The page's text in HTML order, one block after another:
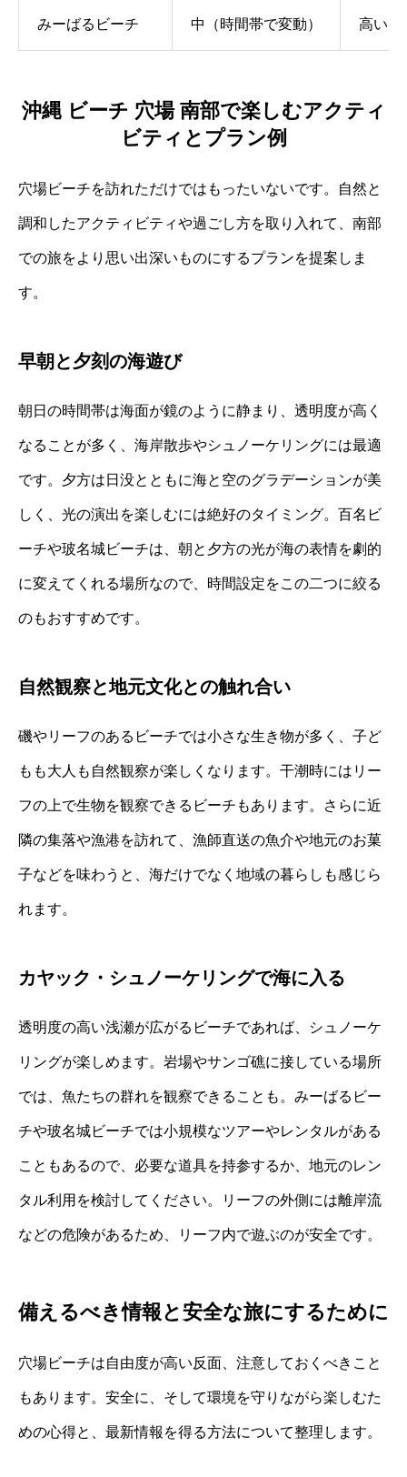
みーばるビーチ 中（時間帯で変動） 高い
沖縄 ビーチ 穴場 南部で楽しむアクティ
ビティとプラン例
穴場ビーチを訪れただけではもったいないです。自然と
調和したアクティビティや過ごし方を取り入れて、南部
での旅をより思い出深いものにするプランを提案しま
す。
早朝と夕刻の海遊び
朝日の時間帯は海面が鏡のように静まり、透明度が高く
なることが多く、海岸散歩やシュノーケリングには最適
です。夕方は日没とともに海と空のグラデーションが美
しく、光の演出を楽しむには絶好のタイミング。百名ビ
ーチや玻名城ビーチは、朝と夕方の光が海の表情を劇的
に変えてくれる場所なので、時間設定をこの二つに絞る
のもおすすめです。
自然観察と地元文化との触れ合い
磯やリーフのあるビーチでは小さな生き物が多く、子ど
もも大人も自然観察が楽しくなります。干潮時にはリー
フの上で生物を観察できるビーチもあります。さらに近
隣の集落や漁港を訪れて、漁師直送の魚介や地元のお菓
子などを味わうと、海だけでなく地域の暮らしも感じら
れます。
カヤック・シュノーケリングで海に入る
透明度の高い浅瀬が広がるビーチであれば、シュノーケ
リングが楽しめます。岩場やサンゴ礁に接している場所
では、魚たちの群れを観察できることも。みーばるビー
チや玻名城ビーチでは小規模なツアーやレンタルがある
こともあるので、必要な道具を持参するか、地元のレン
タル利用を検討してください。リーフの外側には離岸流
などの危険があるため、リーフ内で遊ぶのが安全です。
備えるべき情報と安全な旅にするために
穴場ビーチは自由度が高い反面、注意しておくべきこと
もあります。安全に、そして環境を守りながら楽しむた
めの心得と、最新情報を得る方法について整理します。